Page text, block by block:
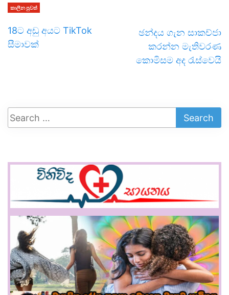
කාලීන පුවත්
18ට අඩු අයට TikTok
සීමාවක්
ඡන්දය ගැන සාකච්ජා
කරන්න මැතිවරණ
කොමිසම අද රැස්වෙයි